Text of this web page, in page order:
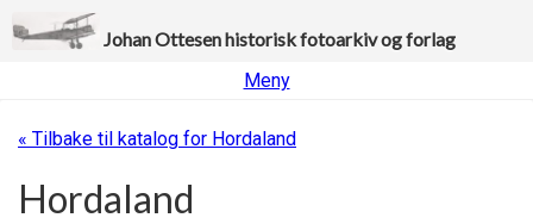
Johan Ottesen historisk fotoarkiv og forlag
Meny
« Tilbake til katalog for Hordaland
Hordaland